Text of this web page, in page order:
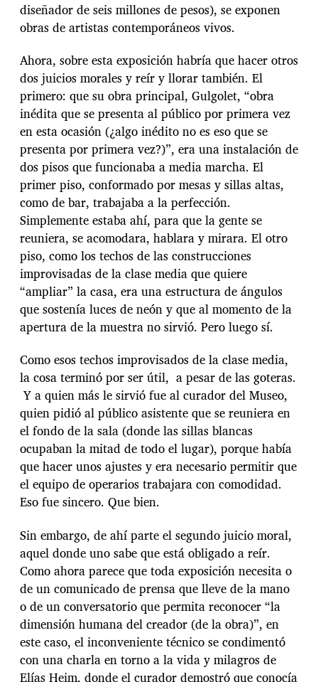
diseñador de seis millones de pesos), se exponen
obras de artistas contemporáneos vivos.
Ahora, sobre esta exposición habría que hacer otros
dos juicios morales y reír y llorar también. El
primero: que su obra principal, Gulgolet, “obra
inédita que se presenta al público por primera vez
en esta ocasión (¿algo inédito no es eso que se
presenta por primera vez?)”, era una instalación de
dos pisos que funcionaba a media marcha. El
primer piso, conformado por mesas y sillas altas,
como de bar, trabajaba a la perfección.
Simplemente estaba ahí, para que la gente se
reuniera, se acomodara, hablara y mirara. El otro
piso, como los techos de las construcciones
improvisadas de la clase media que quiere
“ampliar” la casa, era una estructura de ángulos
que sostenía luces de neón y que al momento de la
apertura de la muestra no sirvió. Pero luego sí.
Como esos techos improvisados de la clase media,
la cosa terminó por ser útil, a pesar de las goteras.
Y a quien más le sirvió fue al curador del Museo,
quien pidió al público asistente que se reuniera en
el fondo de la sala (donde las sillas blancas
ocupaban la mitad de todo el lugar), porque había
que hacer unos ajustes y era necesario permitir que
el equipo de operarios trabajara con comodidad.
Eso fue sincero. Que bien.
Sin embargo, de ahí parte el segundo juicio moral,
aquel donde uno sabe que está obligado a reír.
Como ahora parece que toda exposición necesita o
de un comunicado de prensa que lleve de la mano
o de un conversatorio que permita reconocer “la
dimensión humana del creador (de la obra)”, en
este caso, el inconveniente técnico se condimentó
con una charla en torno a la vida y milagros de
Elías Heim, donde el curador demostró que conocía